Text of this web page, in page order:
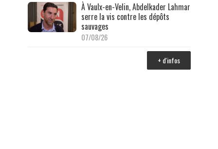
À Vaulx-en-Velin, Abdelkader Lahmar
serre la vis contre les dépôts
sauvages
07/08/26
+ d'infos